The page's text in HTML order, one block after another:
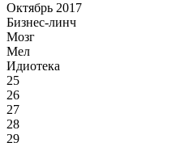
Октябрь 2017
Бизнес-линч
Мозг
Мел
Идиотека
25
26
27
28
29